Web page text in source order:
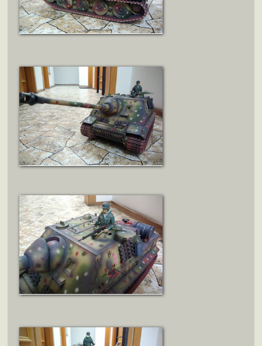
ZOBRAZIT DETAIL
ZOBRAZIT DETAIL
ZOBRAZIT DETAIL